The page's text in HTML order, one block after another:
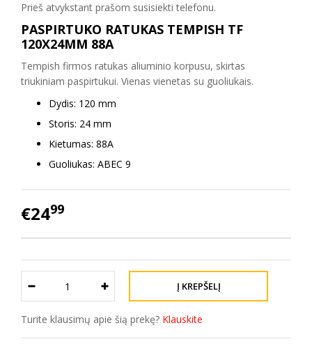
Prieš atvykstant prašom susisiekti telefonu.
PASPIRTUKO RATUKAS TEMPISH TF
120X24MM 88A
Tempish firmos ratukas aliuminio korpusu, skirtas
triukiniam paspirtukui. Vienas vienetas su guoliukais.
Dydis: 120 mm
Storis: 24 mm
Kietumas: 88A
Guoliukas: ABEC 9
€2499
Turite klausimų apie šią prekę? Klauskite